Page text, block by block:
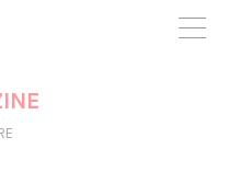
endavant. Ara pots